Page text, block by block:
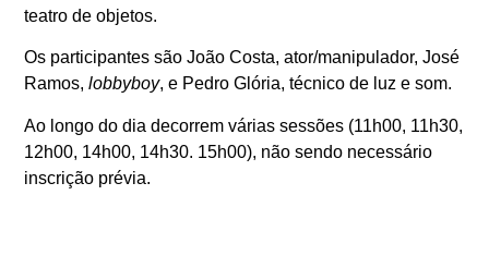
teatro de objetos.
Os participantes são João Costa, ator/manipulador, José
Ramos,lobbyboy, e Pedro Glória, técnico de luz e som.
Ao longo do dia decorrem várias sessões (11h00, 11h30,
12h00, 14h00, 14h30. 15h00), não sendo necessário
inscrição prévia.